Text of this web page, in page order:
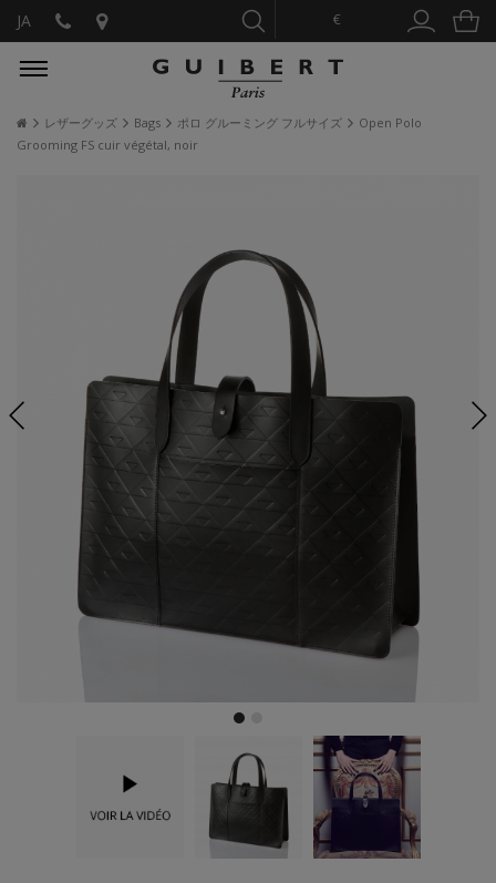
€
JA
レザーグッズ Bags ポロ グルーミング フルサイズ
Open Polo
Grooming FS cuir végétal, noir